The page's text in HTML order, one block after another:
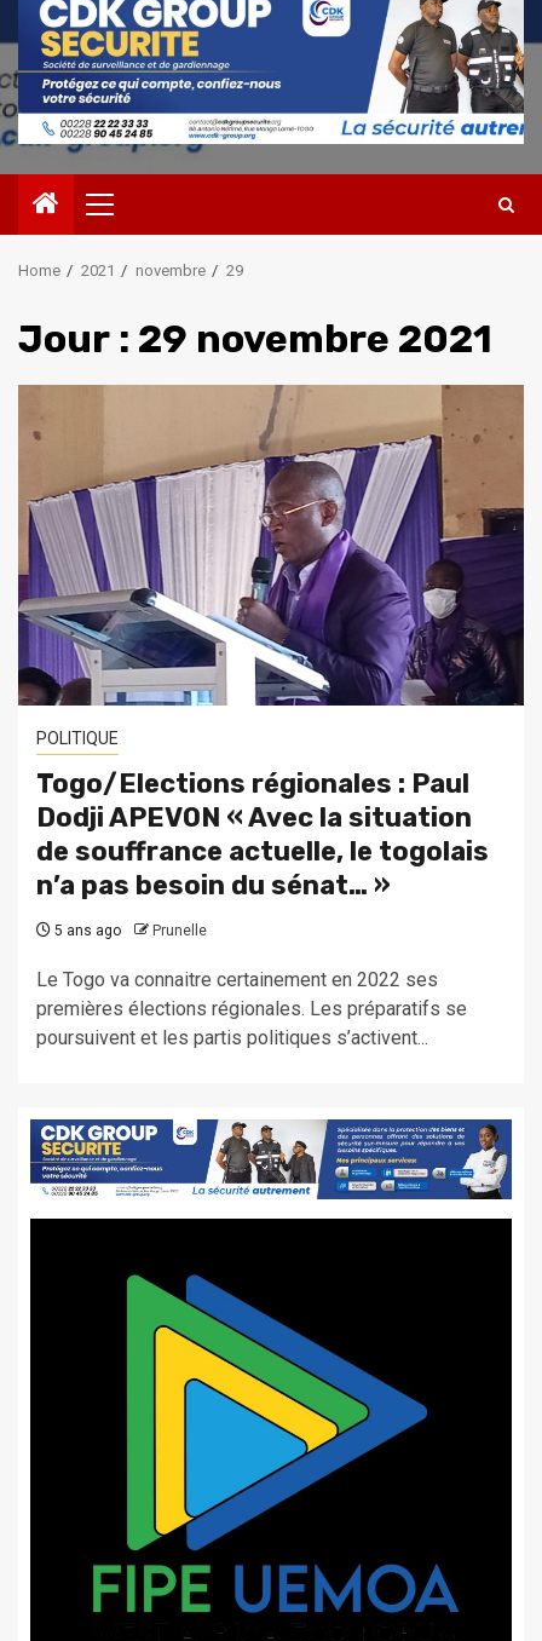
Primary
Menu
Home 2021 novembre 29
Jour : 29 novembre 2021
POLITIQUE
Togo/Elections régionales : Paul
Dodji APEVON « Avec la situation
de souffrance actuelle, le togolais
n’a pas besoin du sénat… »
5 ans ago Prunelle
Le Togo va connaitre certainement en 2022 ses
premières élections régionales. Les préparatifs se
poursuivent et les partis politiques s’activent...